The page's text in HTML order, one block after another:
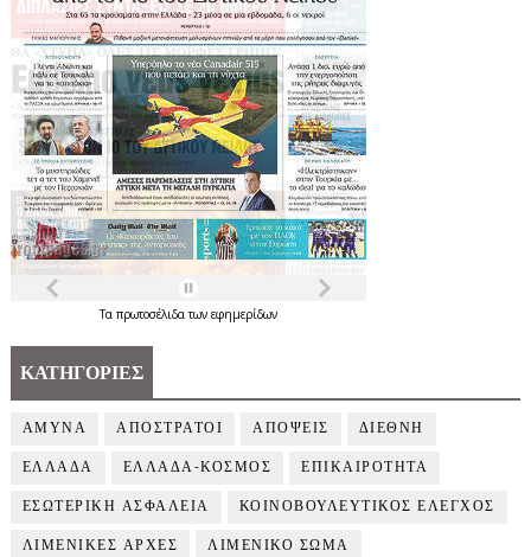
Τα πρωτοσέλιδατων εφημερίδων
ΚΑΤΗΓΟΡΙΕΣ
ΑΜΥΝΑ ΑΠΟΣΤΡΑΤΟΙ ΑΠΟΨΕΙΣ ΔΙΕΘΝΗ
ΕΛΛΑΔΑ ΕΛΛΑΔΑ-ΚΟΣΜΟΣ ΕΠΙΚΑΙΡΟΤΗΤΑ
ΕΣΩΤΕΡΙΚΗ ΑΣΦΑΛΕΙΑ ΚΟΙΝΟΒΟΥΛΕΥΤΙΚΟΣ ΕΛΕΓΧΟΣ
ΛΙΜΕΝΙΚΕΣ ΑΡΧΕΣ ΛΙΜΕΝΙΚΟ ΣΩΜΑ